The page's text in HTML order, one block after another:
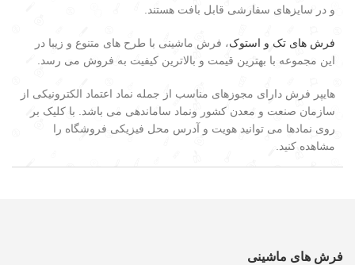
و در سایزهای سفارشی قابل بافت هستند.
فرش های تک و استوک، فرش ماشینی با طرح های متنوع و زیبا در
این مجموعه با بهترین قیمت و بالاترین کیفیت به فروش می رسد.
هایپر فرش دارای مجوزهای مناسب از جمله نماد اعتماد الکترونیکی از
سازمان صنعت و معدن کشور ونماد ساماندهی می باشد. با کلیک بر
روی نمادها می توانید هویت و آدرس محل فیزیکی فروشگاه را
مشاهده کنید.
فرش های ماشینی